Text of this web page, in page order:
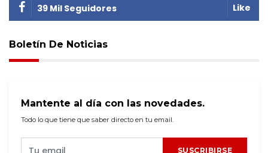
39 Mil Seguidores Like
Boletín De Noticias
Mantente al día con las novedades.
Todo lo que tiene que saber directo en tu email.
SUSCRIBIRSE